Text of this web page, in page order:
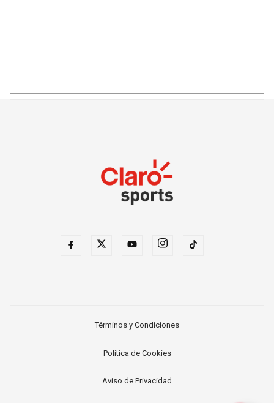
Términos y Condiciones
Política de Cookies
Aviso de Privacidad